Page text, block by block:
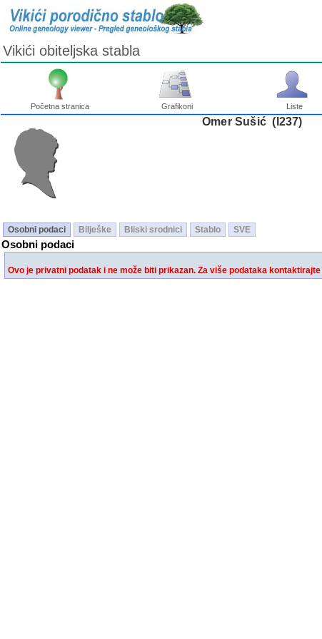
Vikići obiteljska stabla
Početna stranica Grafikoni Liste
Omer Sušić ‎(I237)‎
Osobni podaci Bilješke Bliski srodnici Stablo SVE
Osobni podaci
Ovo je privatni podatak i ne može biti prikazan. Za više podataka kontaktirajte